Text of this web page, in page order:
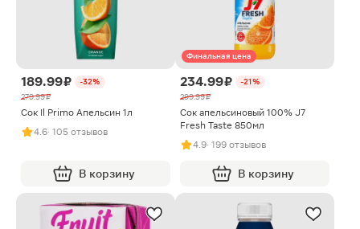
189.99 ₽
-32%
279.99 ₽
Сок Il Primo Апельсин 1л
4.6· 105 отзывов
В корзину
Финальная цена
234.99 ₽
-21%
299.99 ₽
Сок апельсиновый 100% J7
Fresh Taste 850мл
4.9· 199 отзывов
В корзину